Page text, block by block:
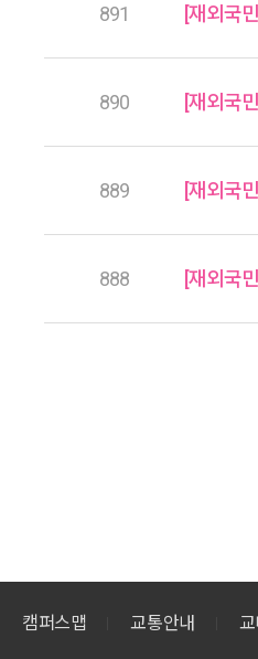
891 [재외국
890 [재외국
889 [재외국
888 [재외국
캠퍼스맵 교통안내